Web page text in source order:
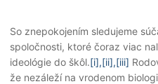
So znepokojením sledujeme
spoločnosti, ktoré čoraz viac
ideológie do škôl.[i],[ii],[iii]
že nezáleží na vrodenom